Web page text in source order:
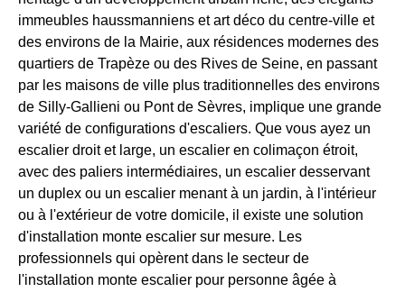
immeubles haussmanniens et art déco du centre-ville et
des environs de la Mairie, aux résidences modernes des
quartiers de Trapèze ou des Rives de Seine, en passant
par les maisons de ville plus traditionnelles des environs
de Silly-Gallieni ou Pont de Sèvres, implique une grande
variété de configurations d'escaliers. Que vous ayez un
escalier droit et large, un escalier en colimaçon étroit,
avec des paliers intermédiaires, un escalier desservant
un duplex ou un escalier menant à un jardin, à l'intérieur
ou à l'extérieur de votre domicile, il existe une solution
d'installation monte escalier sur mesure. Les
professionnels qui opèrent dans le secteur de
l'installation monte escalier pour personne âgée à